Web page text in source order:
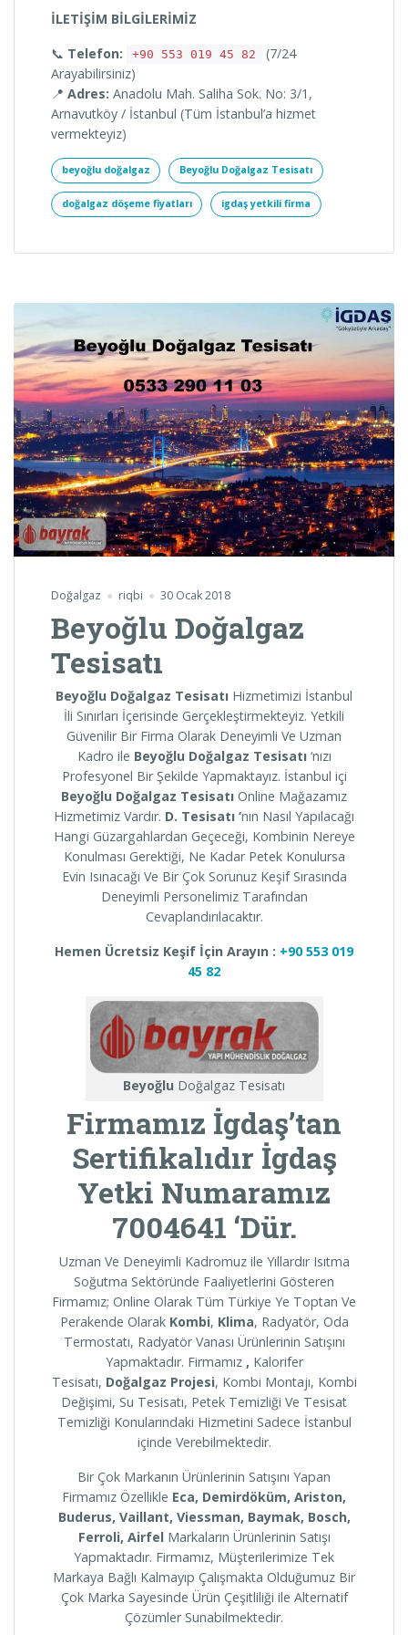
İLETİŞİM BİLGİLERİMİZ
📞 Telefon: +90 553 019 45 82
(7/24
Arayabilirsiniz)
📍 Adres: Anadolu Mah. Saliha Sok. No: 3/1,
Arnavutköy / İstanbul (Tüm İstanbul’a hizmet
vermekteyiz)
beyoğlu doğalgaz Beyoğlu Doğalgaz Tesisatı
doğalgaz döşeme fiyatları igdaş yetkili firma
Doğalgaz riqbi 30 Ocak 2018
Beyoğlu Doğalgaz
Tesisatı
Beyoğlu Doğalgaz Tesisatı Hizmetimizi İstanbul
İli Sınırları İçerisinde Gerçekleştirmekteyiz. Yetkili
Güvenilir Bir Firma Olarak Deneyimli Ve Uzman
Kadro ile Beyoğlu Doğalgaz Tesisatı ‘nızı
Profesyonel Bir Şekilde Yapmaktayız. İstanbul içi
Beyoğlu Doğalgaz Tesisatı Online Mağazamız
Hizmetimiz Vardır. D. Tesisatı ‘nın Nasıl Yapılacağı
Hangi Güzargahlardan Geçeceği, Kombinin Nereye
Konulması Gerektiği, Ne Kadar Petek Konulursa
Evin Isınacağı Ve Bir Çok Sorunuz Keşif Sırasında
Deneyimli Personelimiz Tarafından
Cevaplandırılacaktır.
Hemen Ücretsiz Keşif İçin Arayın : +90 553 019
45 82
Beyoğlu Doğalgaz Tesisatı
Firmamız İgdaş’tan
Sertifikalıdır İgdaş
Yetki Numaramız
7004641 ‘Dür.
Uzman Ve Deneyimli Kadromuz ile Yıllardır Isıtma
Soğutma Sektöründe Faaliyetlerini Gösteren
Firmamız; Online Olarak Tüm Türkiye Ye Toptan Ve
Perakende Olarak Kombi, Klima, Radyatör, Oda
Termostatı, Radyatör Vanası Ürünlerinin Satışını
Yapmaktadır. Firmamız , Kalorifer
Tesisatı, Doğalgaz Projesi, Kombi Montajı, Kombi
Değişimi, Su Tesisatı, Petek Temizliği Ve Tesisat
Temizliği Konularındaki Hizmetini Sadece İstanbul
içinde Verebilmektedir.
Bir Çok Markanın Ürünlerinin Satışını Yapan
Firmamız Özellikle Eca, Demirdöküm, Ariston,
Buderus, Vaillant, Viessman, Baymak, Bosch,
Ferroli, AirfelMarkaların Ürünlerinin Satışı
Yapmaktadır. Firmamız, Müşterilerimize Tek
Markaya Bağlı Kalmayıp Çalışmakta Olduğumuz Bir
Çok Marka Sayesinde Ürün Çeşitliliği ile Alternatif
Çözümler Sunabilmektedir.